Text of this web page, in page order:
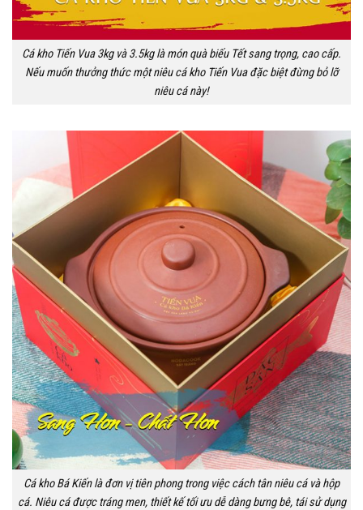
Cá kho Tiến Vua 3kg và 3.5kg là món quà biếu Tết sang trọng, cao cấp.
Nếu muốn thưởng thức một niêu cá kho Tiến Vua đặc biệt đừng bỏ lỡ
niêu cá này!
Cá kho Bá Kiến là đơn vị tiên phong trong việc cách tân niêu cá và hộp
cá. Niêu cá được tráng men, thiết kế tối ưu dễ dàng bưng bê, tái sử dụng